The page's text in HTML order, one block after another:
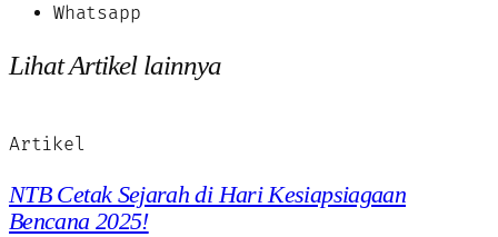
Whatsapp
Lihat Artikel lainnya
Artikel
NTB Cetak Sejarah di Hari Kesiapsiagaan
Bencana 2025!